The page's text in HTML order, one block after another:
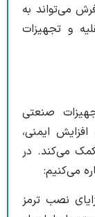
می‌تواند به
و تجهیزات
صنعتی
ایمنی،
کمک می‌کند. در
می‌کنیم:
نصب ترمز